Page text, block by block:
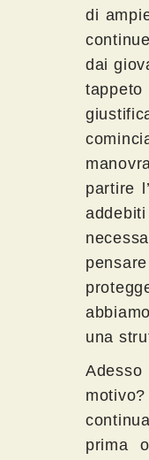
di
dai
partire
una
prima